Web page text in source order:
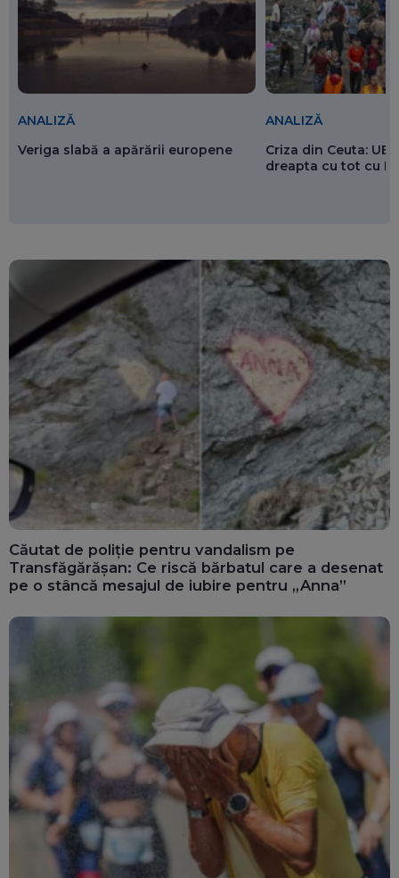
ANALIZĂ
Veriga slabă a apărării europene
ANALIZĂ
Criza din Ceuta: UE
dreapta cu tot cu
Căutat de poliție pentru vandalism pe
Transfăgărășan: Ce riscă bărbatul care a desenat
pe o stâncă mesajul de iubire pentru „Anna”